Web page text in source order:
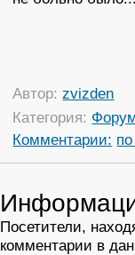
Автор:zvizden
Категория:
Комментарии:
Посетители,
комментарии в